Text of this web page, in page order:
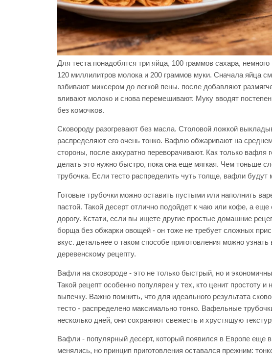
Для теста понадобятся три яйца, 100 граммов сахара,
120 миллилитров молока и 200 граммов муки. Сначала яйца
взбивают миксером до легкой пены. после добавляют
вливают молоко и снова перемешивают. Муку вводят
без комочков.
Сковороду разогревают без масла. Столовой ложкой
распределяют его очень тонко. Вафлю обжаривают на
стороны, после аккуратно переворачивают. Как только вафля
делать это нужно быстро, пока она еще мягкая. Чем тоньше
трубочка. Если тесто распределить чуть толще, вафли будут
Готовые трубочки можно оставить пустыми или наполнить
пастой. Такой десерт отлично подойдет к чаю или кофе, а
дорогу. Кстати, если вы ищете другие простые домашние
борща без обжарки овощей - он тоже не требует сложных
вкус. детальнее о таком способе приготовления можно
деревенскому рецепту.
Вафли на сковороде - это не только быстрый, но и
Такой рецепт особенно популярен у тех, кто ценит простоту
выпечку. Важно помнить, что для идеального результата
тесто - распределено максимально тонко. Вафельные
несколько дней, они сохраняют свежесть и хрустящую
Вафли - популярный десерт, который появился в Европе еще
менялись, но принцип приготовления оставался прежним: